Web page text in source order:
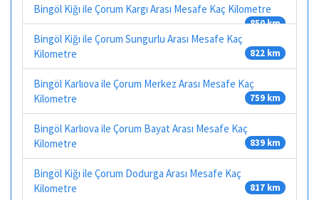
Bingöl Kiğı ile Çorum Kargı Arası Mesafe Kaç Kilometre
850 km
Bingöl Kiğı ile Çorum Sungurlu Arası Mesafe Kaç
Kilometre
822 km
Bingöl Karlıova ile Çorum Merkez Arası Mesafe Kaç
Kilometre
759 km
Bingöl Karlıova ile Çorum Bayat Arası Mesafe Kaç
Kilometre
839 km
Bingöl Kiğı ile Çorum Dodurga Arası Mesafe Kaç
Kilometre
817 km